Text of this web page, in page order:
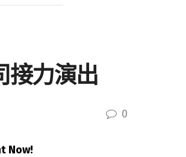
接力演出
0
Now!